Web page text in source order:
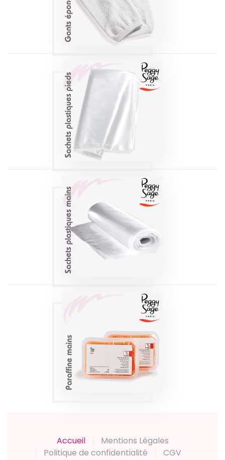
Produits
PLASTIQUE POUR
LES PIEDS PEGGY
SAGE
Produits
GANTS
PLASTIQUE POUR
LES MAINS PEGGY
SAGE
Produits
2X500G PEGGY
SAGE
Produits
Accueil
Mentions Légales
Politique de confidentialité
CGV